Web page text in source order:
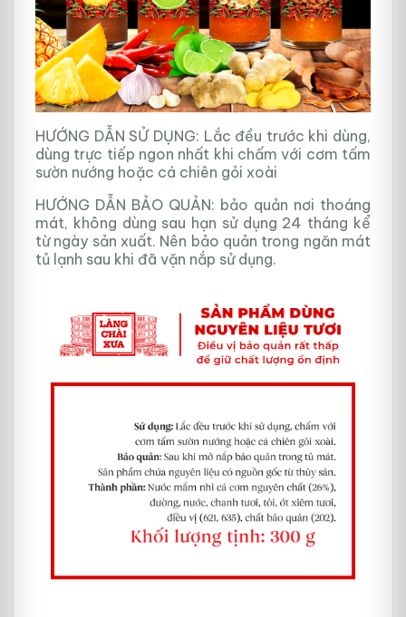
HƯỚNG DẪN SỬ DỤNG: Lắc đều trước khi dùng,
dùng trực tiếp ngon nhất khi chấm với cơm tấm
sườn nướng hoặc cá chiên gỏi xoài
HƯỚNG DẪN BẢO QUẢN: bảo quản nơi thoáng
mát, không dùng sau hạn sử dụng 24 tháng kể
từ ngày sản xuất. Nên bảo quản trong ngăn mát
tủ lạnh sau khi đã vặn nắp sử dụng.